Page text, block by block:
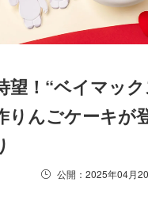
望！“ベイマッ
りんごケーキが
公開：2025年04月